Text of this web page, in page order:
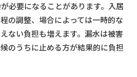
必要になることがあります。入居
の調整、場合によっては一時的な
ない負担も増えます。漏水は被害
のうちに止める方が結果的に負担